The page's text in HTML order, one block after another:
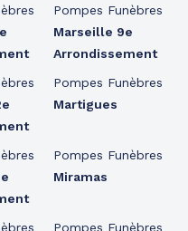
Pompes Funèbres
Marseille 9e
Arrondissement
Pompes Funèbres
Martigues
Pompes Funèbres
Miramas
Pompes Funèbres